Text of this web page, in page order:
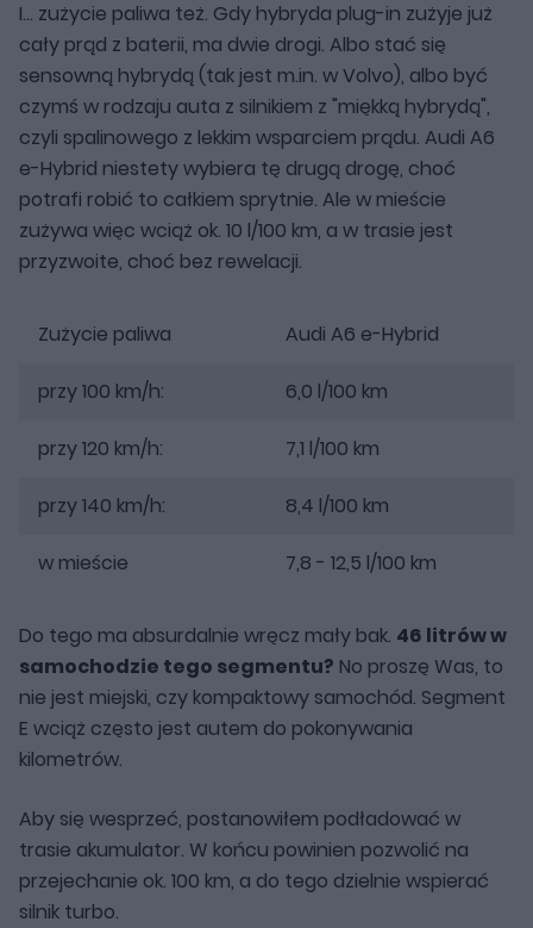
I... zużycie paliwa też. Gdy hybryda plug-in zużyje już
cały prąd z baterii, ma dwie drogi. Albo stać się
sensowną hybrydą (tak jest m.in. w Volvo), albo być
czymś w rodzaju auta z silnikiem z "miękką hybrydą",
czyli spalinowego z lekkim wsparciem prądu. Audi A6
e-Hybrid niestety wybiera tę drugą drogę, choć
potrafi robić to całkiem sprytnie. Ale w mieście
zużywa więc wciąż ok. 10 l/100 km, a w trasie jest
przyzwoite, choć bez rewelacji.
Zużycie paliwa Audi A6 e-Hybrid
przy 100 km/h: 6,0 l/100 km
przy 120 km/h: 7,1 l/100 km
przy 140 km/h: 8,4 l/100 km
w mieście 7,8 - 12,5 l/100 km
Do tego ma absurdalnie wręcz mały bak. 46 litrów w
samochodzie tego segmentu? No proszę Was, to
nie jest miejski, czy kompaktowy samochód. Segment
E wciąż często jest autem do pokonywania
kilometrów.
Aby się wesprzeć, postanowiłem podładować w
trasie akumulator. W końcu powinien pozwolić na
przejechanie ok. 100 km, a do tego dzielnie wspierać
silnik turbo.